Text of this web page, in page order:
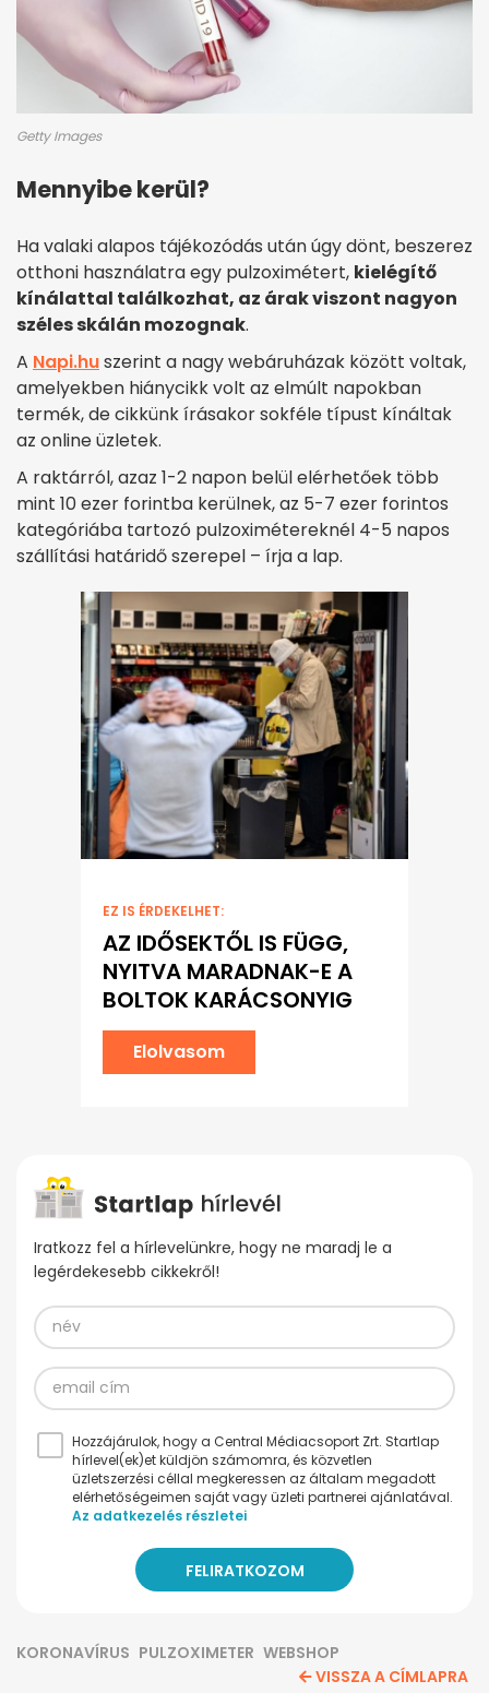
Getty Images
Mennyibe kerül?
Ha valaki alapos tájékozódás után úgy dönt, beszerez
otthoni használatra egy pulzoximétert, kielégítő
kínálattal találkozhat, az árak viszont nagyon
széles skálán mozognak.
A Napi.huszerint a nagy webáruházak között voltak,
amelyekben hiánycikk volt az elmúlt napokban
termék, de cikkünk írásakor sokféle típust kínáltak
az online üzletek.
A raktárról, azaz 1-2 napon belül elérhetőek több
mint 10 ezer forintba kerülnek, az 5-7 ezer forintos
kategóriába tartozó pulzoximétereknél 4-5 napos
szállítási határidő szerepel – írja a lap.
EZ IS ÉRDEKELHET:
AZ IDŐSEKTŐL IS FÜGG,
NYITVA MARADNAK-E A
BOLTOK KARÁCSONYIG
Elolvasom
Iratkozz fel a hírlevelünkre, hogy ne maradj le a
legérdekesebb cikkekről!
Hozzájárulok, hogy a Central Médiacsoport Zrt. Startlap
hírlevel(ek)et küldjön számomra, és közvetlen
üzletszerzési céllal megkeressen az általam megadott
elérhetőségeimen saját vagy üzleti partnerei ajánlatával.
Az adatkezelés részletei
KORONAVÍRUS PULZOXIMETER WEBSHOP
VISSZA A CÍMLAPRA